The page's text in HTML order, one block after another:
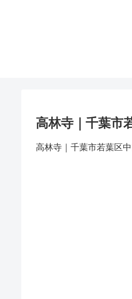
高林寺｜千葉市
高林寺｜千葉市若葉区